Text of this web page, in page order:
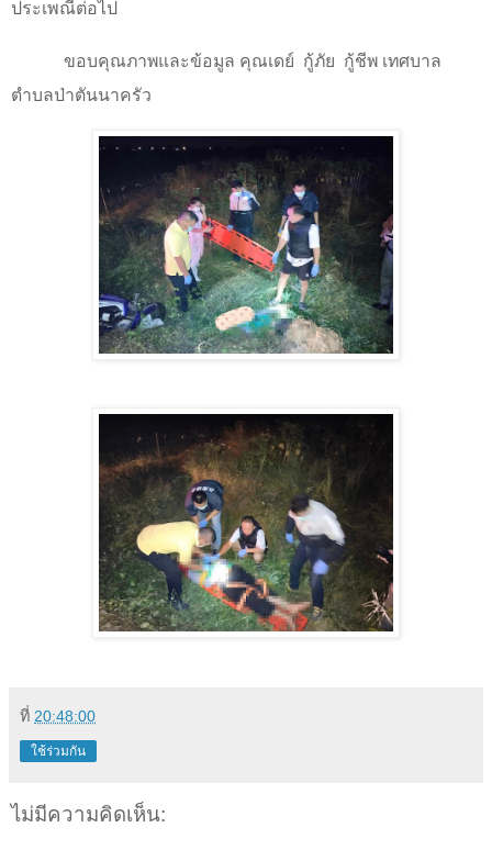
ประเพณีต่อไป
ขอบคุณภาพและข้อมูล คุณเดย์ กู้ภัย กู้ชีพ เทศบาล
ตำบลป่าตันนาครัว
ที่ 20:48:00
ใช้ร่วมกัน
ไม่มีความคิดเห็น: